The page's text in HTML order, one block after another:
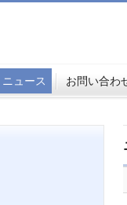
ニュース お問い合わ